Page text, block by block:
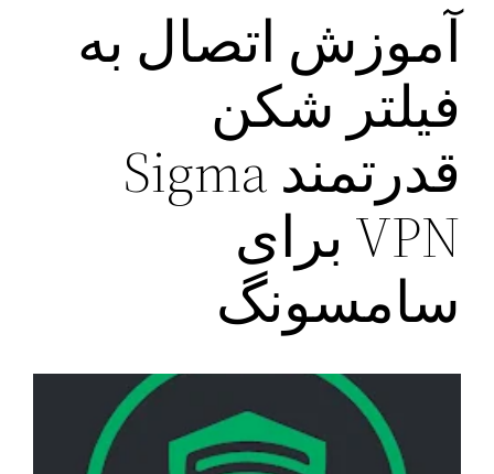
آموزش اتصال به
فیلتر شکن
قدرتمند Sigma
VPN برای
سامسونگ